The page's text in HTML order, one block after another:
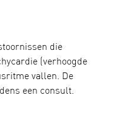
die
(verhoogde
vallen. De
een consult.